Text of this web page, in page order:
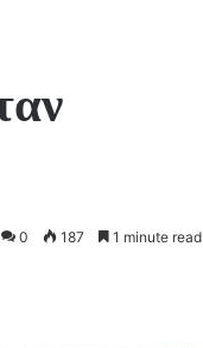
0 187 1 minute read